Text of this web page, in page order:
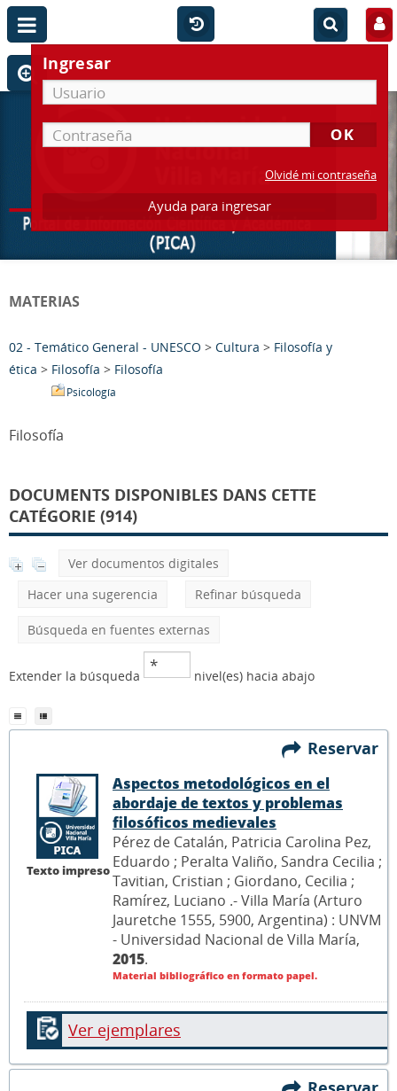
Ingresar
Olvidé mi contraseña
Ayuda para ingresar
MATERIAS
02 - Temático General - UNESCO > Cultura > Filosofía y
ética > Filosofía > Filosofía
Psicología
Filosofía
DOCUMENTS DISPONIBLES DANS CETTE
CATÉGORIE (914)
Ver documentos digitales
Hacer una sugerencia
Refinar búsqueda
Búsqueda en fuentes externas
Extender la búsqueda nivel(es) hacia abajo
Reservar
Texto impreso
Aspectos metodológicos en el
abordaje de textos y problemas
filosóficos medievales
Pérez de Catalán, Patricia Carolina Pez,
Eduardo ; Peralta Valiño, Sandra Cecilia ;
Tavitian, Cristian ; Giordano, Cecilia ;
Ramírez, Luciano .- Villa María (Arturo
Jauretche 1555, 5900, Argentina) : UNVM
- Universidad Nacional de Villa María,
2015.
Material bibliográfico en formato papel.
Ver ejemplares